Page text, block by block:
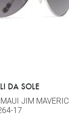
DA SOLE
JIM
17